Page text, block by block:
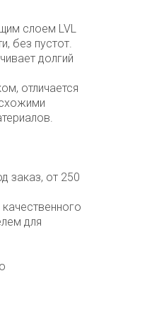
слоем LVL
без пустот.
долгий
отличается
заказ, от 250
для